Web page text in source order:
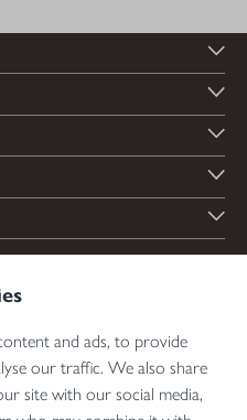
and ads, to provide
our traffic. We also share
site with our social media,